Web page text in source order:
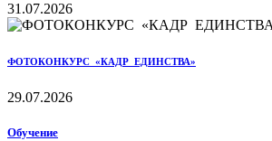
31.07.2026
ФОТОКОНКУРС «КАДР ЕДИНСТВА»
29.07.2026
Обучение